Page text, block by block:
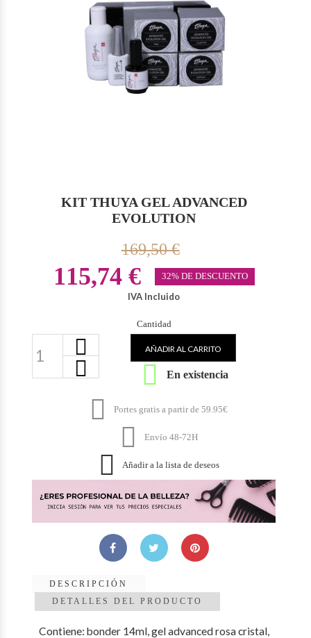
KIT THUYA GEL ADVANCED
EVOLUTION
169,50 €
115,74 € 32% DE DESCUENTO
IVA Incluido
Cantidad
AÑADIR AL CARRITO
 En existencia
 Portes gratis a partir de 59.95€
 Envío 48-72H
 Añadir a la lista de deseos
DESCRIPCIÓN
DETALLES DEL PRODUCTO
Contiene: bonder 14ml, gel advanced rosa cristal,